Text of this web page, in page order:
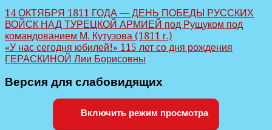
14 ОКТЯБРЯ 1811 ГОДА — ДЕНЬ ПОБЕДЫ РУССКИХ
ВОЙСК НАД ТУРЕЦКОЙ АРМИЕЙ под Рущуком под
командованием М. Кутузова (1811 г.)
«У нас сегодня юбилей!» 115 лет со дня рождения
ГЕРАСКИНОЙ Лии Борисовны
Версия для слабовидящих
Включить режим просмотра